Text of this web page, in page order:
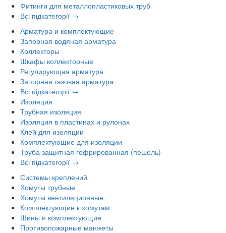
Фитинги для металлопластиковых труб
Всі підкатегорії →
Арматура и комплектующие
Запорная водяная арматура
Коллекторы
Шкафы коллекторные
Регулирующая арматура
Запорная газовая арматура
Всі підкатегорії →
Изоляция
Трубная изоляция
Изоляция в пластинах и рулонах
Клей для изоляции
Комплектующие для изоляции
Труба защитная гофрированная (пешель)
Всі підкатегорії →
Системы креплений
Хомуты трубные
Хомуты вентиляционные
Комплектующие к хомутам
Шины и комплектующие
Противопожарные манжеты